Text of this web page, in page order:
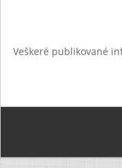
Veškeré publikované